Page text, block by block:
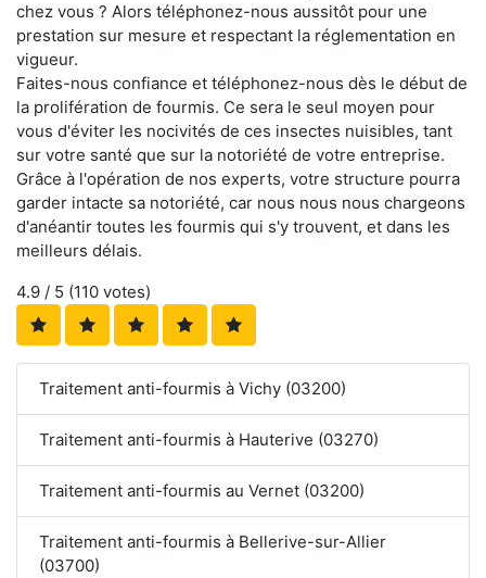
chez vous ? Alors téléphonez-nous aussitôt pour une
prestation sur mesure et respectant la réglementation en
vigueur.
Faites-nous confiance et téléphonez-nous dès le début de
la prolifération de fourmis. Ce sera le seul moyen pour
vous d'éviter les nocivités de ces insectes nuisibles, tant
sur votre santé que sur la notoriété de votre entreprise.
Grâce à l'opération de nos experts, votre structure pourra
garder intacte sa notoriété, car nous nous nous chargeons
d'anéantir toutes les fourmis qui s'y trouvent, et dans les
meilleurs délais.
4.9 / 5 (110 votes)
Traitement anti-fourmis à Vichy (03200)
Traitement anti-fourmis à Hauterive (03270)
Traitement anti-fourmis au Vernet (03200)
Traitement anti-fourmis à Bellerive-sur-Allier
(03700)